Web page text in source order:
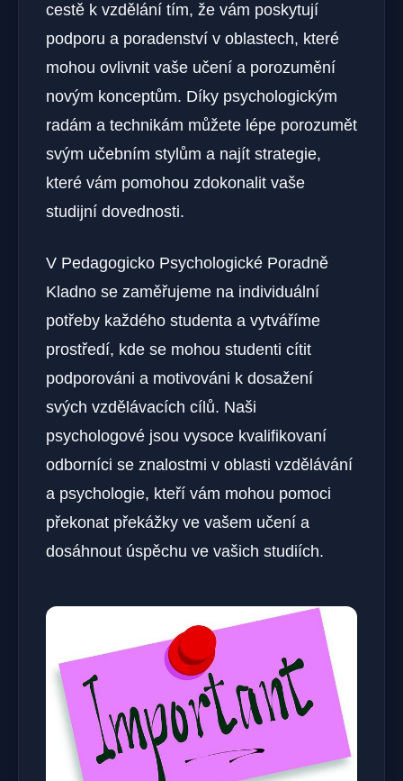
cestě k vzdělání tím, že vám poskytují
podporu a poradenství v oblastech, které
mohou ovlivnit vaše učení a porozumění
novým konceptům. Díky psychologickým
radám a technikám můžete lépe porozumět
svým učebním stylům a najít strategie,
které vám pomohou zdokonalit vaše
studijní dovednosti.
V Pedagogicko Psychologické Poradně
Kladno se zaměřujeme na individuální
potřeby každého studenta a vytváříme
prostředí, kde se mohou studenti cítit
podporováni a motivováni k dosažení
svých vzdělávacích cílů. Naši
psychologové jsou vysoce kvalifikovaní
odborníci se znalostmi v oblasti vzdělávání
a psychologie, kteří vám mohou pomoci
překonat překážky ve vašem učení a
dosáhnout úspěchu ve vašich studiích.